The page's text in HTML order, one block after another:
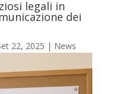
legali in
dei
22, 2025 | News